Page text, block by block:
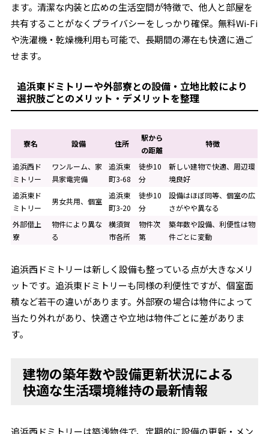
ます。清潔な内装と広めの生活空間が特徴で、他人と部屋を
共有することがなくプライバシーをしっかり確保。無料Wi-Fi
や洗濯機・乾燥機利用も可能で、長期間の滞在も快適に過ご
せます。
追浜東ドミトリーや外部寮との設備・立地比較により
選択肢ごとのメリット・デメリットを整理
寮名 設備 住所
駅から
の距離
特徴
追浜西ド
ミトリー
ワンルーム、家
具家電完備
追浜東
町3-68
徒歩10
分
新しい建物で快適、周辺環
境良好
追浜東ド
ミトリー
男女共用、個室
追浜東
町3-20
徒歩10
分
設備はほぼ同等、個室の広
さがやや異なる
外部借上
寮
物件により異な
る
横須賀
市各所
物件次
第
築年数や設備、利便性は物
件ごとに変動
追浜西ドミトリーは新しく設備も整っている点が大きなメリ
ットです。追浜東ドミトリーも同様の利便性ですが、個室面
積など若干の違いがあります。外部寮の場合は物件によって
当たり外れがあり、快適さや立地は物件ごとに差がありま
す。
建物の築年数や設備更新状況による
快適な生活環境維持の最新情報
追浜西ドミトリーは築浅物件で、定期的に設備の更新・メン